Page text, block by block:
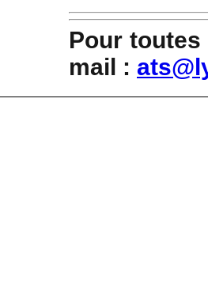
Pour
mail :